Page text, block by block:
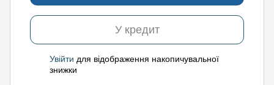
У кредит
Увійти для відображення накопичувальної
знижки